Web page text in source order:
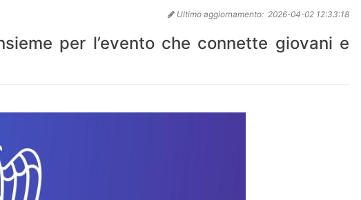
Ultimo aggiornamento: 2026-04-02 12:33:18
per l’evento che connette giovani e